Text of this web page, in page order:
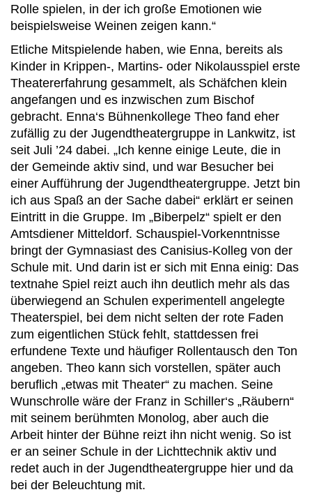
Rolle spielen, in der ich große Emotionen wie
beispielsweise Weinen zeigen kann.“
Etliche Mitspielende haben, wie Enna, bereits als
Kinder in Krippen-, Martins- oder Nikolausspiel erste
Theatererfahrung gesammelt, als Schäfchen klein
angefangen und es inzwischen zum Bischof
gebracht. Enna‘s Bühnenkollege Theo fand eher
zufällig zu der Jugendtheatergruppe in Lankwitz, ist
seit Juli ’24 dabei. „Ich kenne einige Leute, die in
der Gemeinde aktiv sind, und war Besucher bei
einer Aufführung der Jugendtheatergruppe. Jetzt bin
ich aus Spaß an der Sache dabei“ erklärt er seinen
Eintritt in die Gruppe. Im „Biberpelz“ spielt er den
Amtsdiener Mitteldorf. Schauspiel-Vorkenntnisse
bringt der Gymnasiast des Canisius-Kolleg von der
Schule mit. Und darin ist er sich mit Enna einig: Das
textnahe Spiel reizt auch ihn deutlich mehr als das
überwiegend an Schulen experimentell angelegte
Theaterspiel, bei dem nicht selten der rote Faden
zum eigentlichen Stück fehlt, stattdessen frei
erfundene Texte und häufiger Rollentausch den Ton
angeben. Theo kann sich vorstellen, später auch
beruflich „etwas mit Theater“ zu machen. Seine
Wunschrolle wäre der Franz in Schiller‘s „Räubern“
mit seinem berühmten Monolog, aber auch die
Arbeit hinter der Bühne reizt ihn nicht wenig. So ist
er an seiner Schule in der Lichttechnik aktiv und
redet auch in der Jugendtheatergruppe hier und da
bei der Beleuchtung mit.